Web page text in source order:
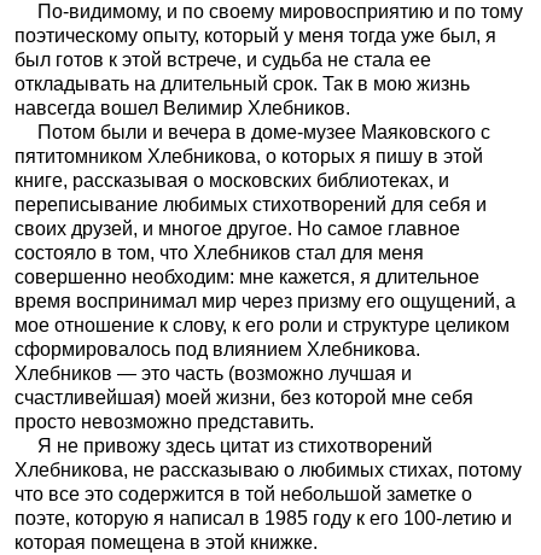
По-видимому, и по своему мировосприятию и по тому
поэтическому опыту, который у меня тогда уже был, я
был готов к этой встрече, и судьба не стала ее
откладывать на длительный срок. Так в мою жизнь
навсегда вошел Велимир Хлебников.
Потом были и вечера в доме-музее Маяковского с
пятитомником Хлебникова, о которых я пишу в этой
книге, рассказывая о московских библиотеках, и
переписывание любимых стихотворений для себя и
своих друзей, и многое другое. Но самое главное
состояло в том, что Хлебников стал для меня
совершенно необходим: мне кажется, я длительное
время воспринимал мир через призму его ощущений, а
мое отношение к слову, к его роли и структуре целиком
сформировалось под влиянием Хлебникова.
Хлебников — это часть (возможно лучшая и
счастливейшая) моей жизни, без которой мне себя
просто невозможно представить.
Я не привожу здесь цитат из стихотворений
Хлебникова, не рассказываю о любимых стихах, потому
что все это содержится в той небольшой заметке о
поэте, которую я написал в 1985 году к его 100-летию и
которая помещена в этой книжке.